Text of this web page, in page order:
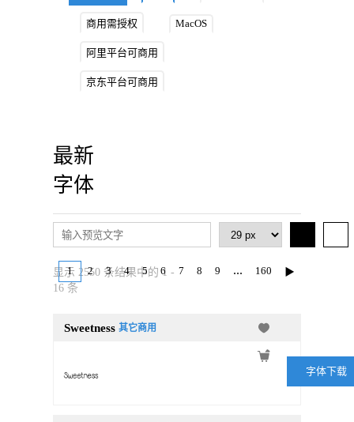
商用需授权 MacOS
阿里平台可商用
京东平台可商用
最新
字体
显示 2550 条结果中的 1 -
16 条
1 2 3 4 5 6 7 8 9 ... 160 ▶
Sweetness 其它商用
字体下载